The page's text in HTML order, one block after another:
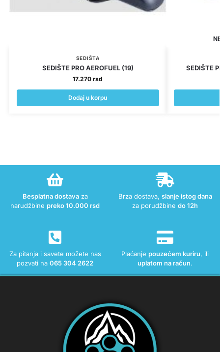
SEDIŠTA
SEDIŠTE PRO AEROFUEL (19)
17.270rsd
Dodaj u korpu
SEDIŠTE
Besplatna dostavaza
narudžbine preko 10.000 rsd
Brza dostava, slanje istog dana
za porudžbine do 12h
Za pitanja i savete možete nas
pozvati na 065 304 2622
Plaćanje pouzećem kuriru, ili
uplatom na račun.